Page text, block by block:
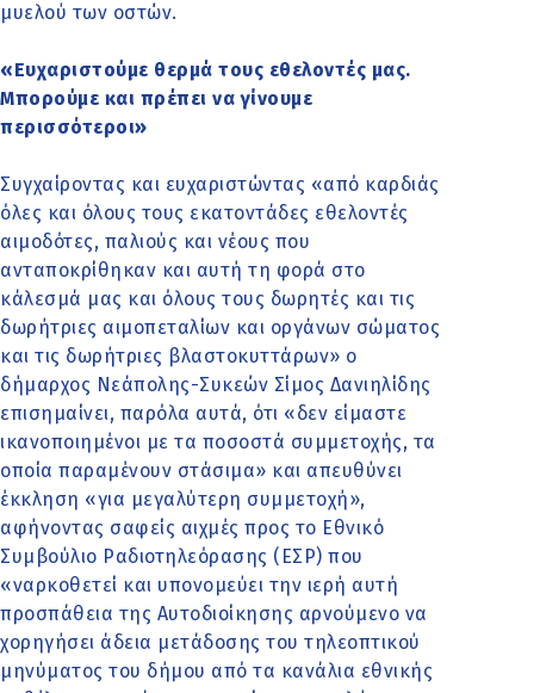
μυελού των οστών.
«Ευχαριστούμε θερμά τους εθελοντές μας.
Μπορούμε και πρέπει να γίνουμε
περισσότεροι»
Συγχαίροντας και ευχαριστώντας «από καρδιάς
όλες και όλους τους εκατοντάδες εθελοντές
αιμοδότες, παλιούς και νέους που
ανταποκρίθηκαν και αυτή τη φορά στο
κάλεσμά μας και όλους τους δωρητές και τις
δωρήτριες αιμοπεταλίων και οργάνων σώματος
και τις δωρήτριες βλαστοκυττάρων» ο
δήμαρχος Νεάπολης-Συκεών Σίμος Δανιηλίδης
επισημαίνει, παρόλα αυτά, ότι «δεν είμαστε
ικανοποιημένοι με τα ποσοστά συμμετοχής, τα
οποία παραμένουν στάσιμα» και απευθύνει
έκκληση «για μεγαλύτερη συμμετοχή»,
αφήνοντας σαφείς αιχμές προς το Εθνικό
Συμβούλιο Ραδιοτηλεόρασης (ΕΣΡ) που
«ναρκοθετεί και υπονομεύει την ιερή αυτή
προσπάθεια της Αυτοδιοίκησης αρνούμενο να
χορηγήσει άδεια μετάδοσης του τηλεοπτικού
μηνύματος του δήμου από τα κανάλια εθνικής